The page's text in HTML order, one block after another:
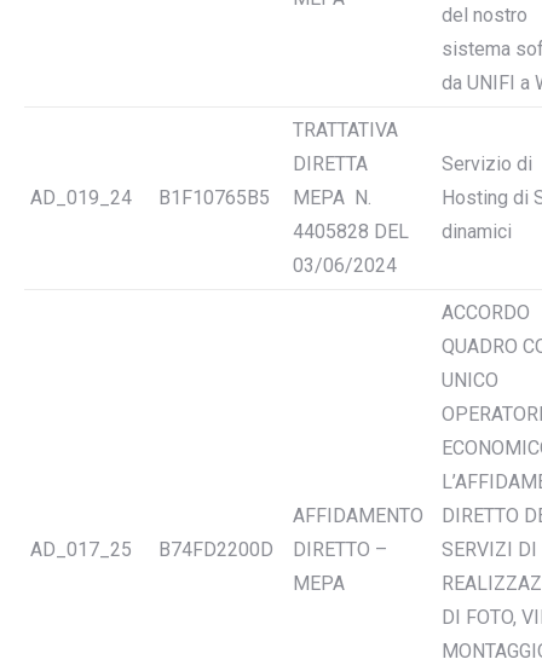
del nostro
sistema
da UNIFI a
AD_019_24 B1F10765B5
TRATTATIVA
DIRETTA
MEPA N.
4405828 DEL
03/06/2024
Servizio di
Hosting di
dinamici
AD_017_25 B74FD2200D
AFFIDAMENTO
DIRETTO –
MEPA
ACCORDO
QUADRO
UNICO
DIRETTO
SERVIZI DI
DI FOTO,